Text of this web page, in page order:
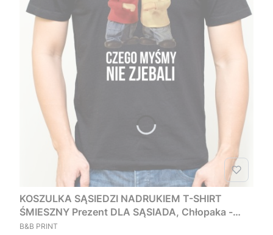
KOSZULKA SĄSIEDZI NADRUKIEM T-SHIRT
ŚMIESZNY Prezent DLA SĄSIADA, Chłopaka -
Czego myśmy nie zjebali
PRODUCENT
B&B PRINT